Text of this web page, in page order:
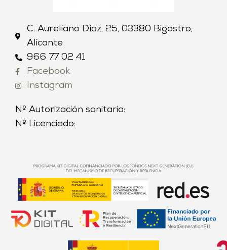
C. Aureliano Díaz, 25, 03380 Bigastro,
Alicante
966 77 02 41
Facebook
Instagram
Nº Autorización sanitaria:
Nº Licenciado: